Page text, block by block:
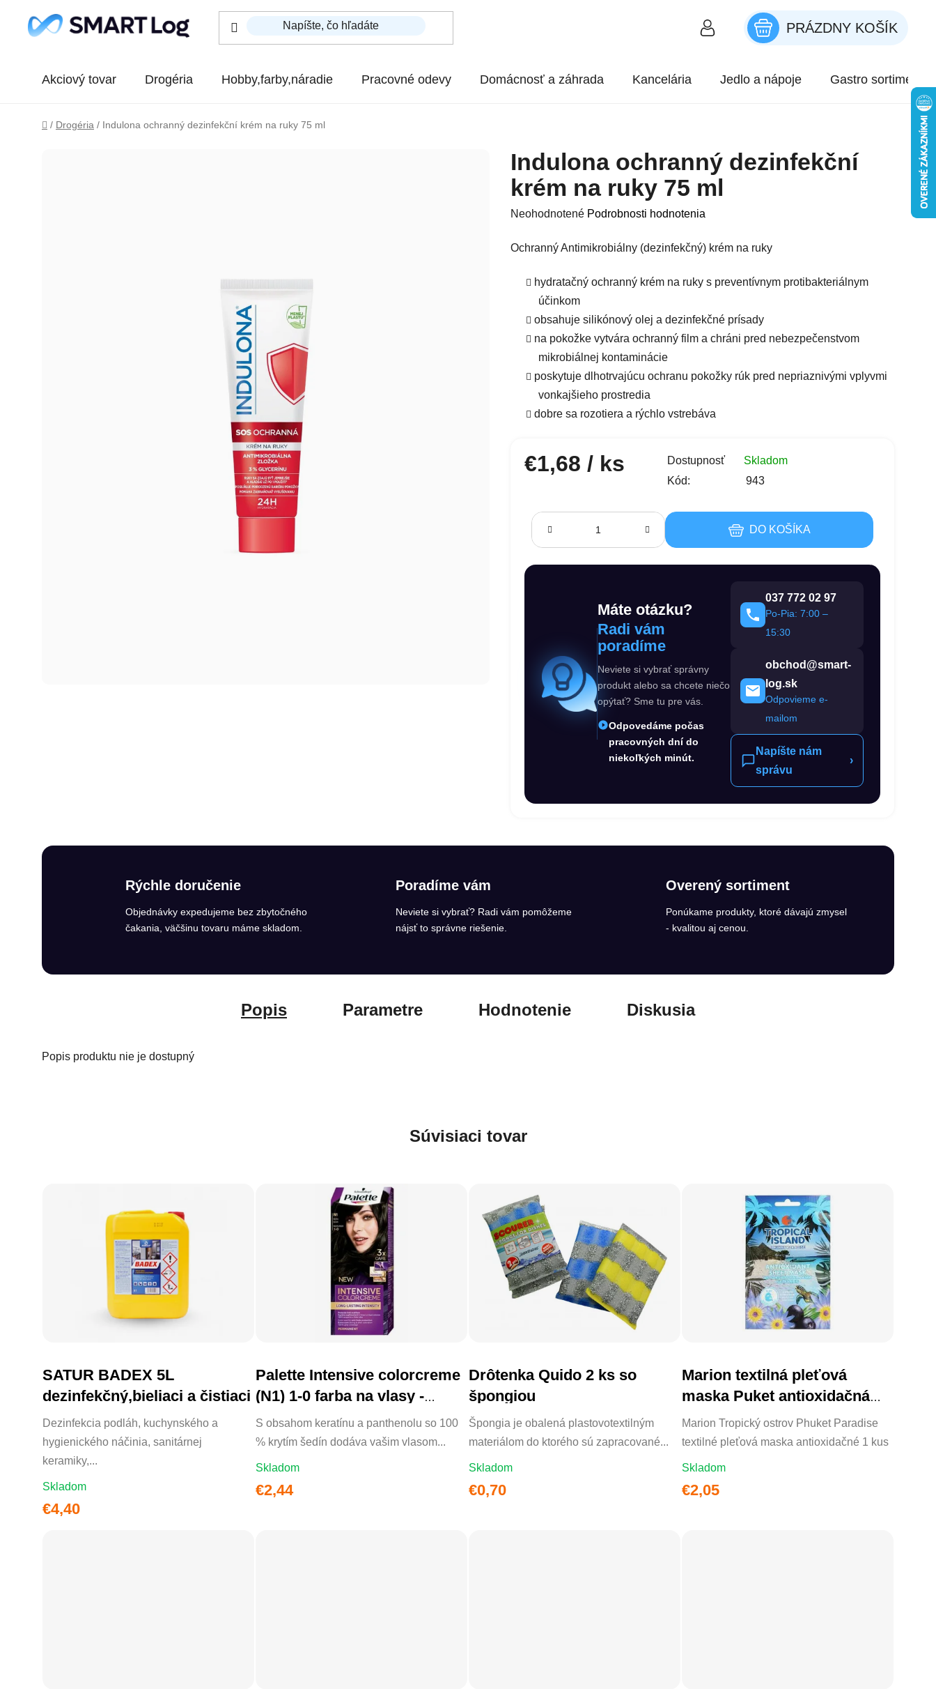
NÁKUPNÝ KOŠÍK
PRÁZDNY KOŠÍK
Akciový tovar Drogéria Hobby,farby,náradie Pracovné odevy Domácnosť a záhrada Kancelária Jedlo a nápoje Gastro sortiment
Domov
/ Drogéria / Indulona ochranný dezinfekční krém na ruky 75 ml
Indulona ochranný dezinfekční
krém na ruky 75 ml
Priemerné hodnotenie produktu je 0,0 z 5 hviezdičiek.
Neohodnotené Podrobnosti hodnotenia
Ochranný Antimikrobiálny (dezinfekčný) krém na ruky
hydratačný ochranný krém na ruky s preventívnym protibakteriálnym
účinkom
obsahuje silikónový olej a dezinfekčné prísady
na pokožke vytvára ochranný film a chráni pred nebezpečenstvom
mikrobiálnej kontaminácie
poskytuje dlhotrvajúcu ochranu pokožky rúk pred nepriaznivými vplyvmi
vonkajšieho prostredia
dobre sa rozotiera a rýchlo vstrebáva
€1,68/ ks Dostupnosť
Skladom
Kód:
943
DO KOŠÍKA
Máte otázku?
Radi vám
poradíme
Neviete si vybrať správny
produkt alebo sa chcete niečo
opýtať? Sme tu pre vás.
Odpovedáme počas
pracovných dní do
niekoľkých minút.
037 772 02 97
Po-Pia: 7:00 –
15:30
obchod@smart-
log.sk
Odpovieme e-
mailom
Napíšte nám
správu
›
Rýchle doručenie
Objednávky expedujeme bez zbytočného
čakania, väčšinu tovaru máme skladom.
Poradíme vám
Neviete si vybrať? Radi vám pomôžeme
nájsť to správne riešenie.
Overený sortiment
Ponúkame produkty, ktoré dávajú zmysel
- kvalitou aj cenou.
Popis Parametre Hodnotenie Diskusia
Popis produktu nie je dostupný
Súvisiaci tovar
SATUR BADEX 5L
dezinfekčný,bieliaci a čistiaci
Dezinfekcia podláh, kuchynského a
hygienického náčinia, sanitárnej
keramiky,...
Skladom
€4,40
DO KOŠÍKA
Palette Intensive colorcreme
(N1) 1-0 farba na vlasy -
Čierna
S obsahom keratínu a panthenolu so 100
% krytím šedín dodáva vašim vlasom...
Skladom
€2,44
DO KOŠÍKA
Drôtenka Quido 2 ks so
špongiou
Špongia je obalená plastovotextilným
materiálom do ktorého sú zapracované...
Skladom
€0,70
Marion textilná pleťová
maska Puket antioxidačná
1ks
Marion Tropický ostrov Phuket Paradise
textilné pleťová maska antioxidačné 1 kus
Skladom
€2,05
DO KOŠÍKA